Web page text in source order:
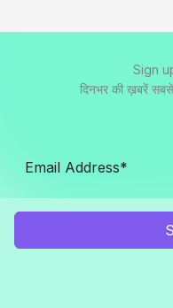
Sign
दिनभर की ख़बरें